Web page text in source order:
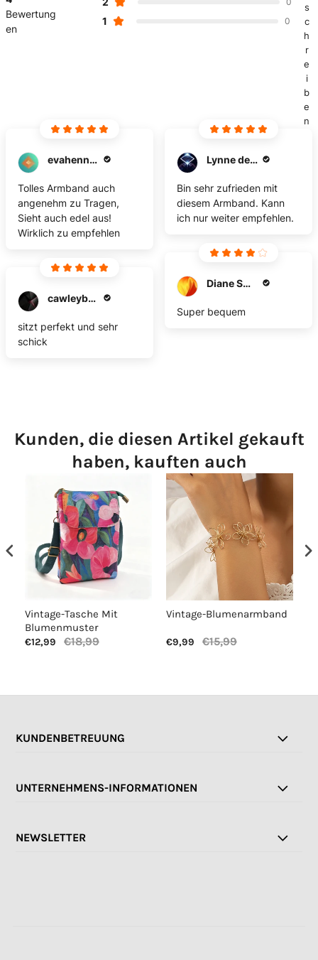
Bewertung
en
1 0
s
c
h
r
e
i
b
e
n
evahenning
Tolles Armband auch
angenehm zu Tragen,
Sieht auch edel aus!
Wirklich zu empfehlen
Lynne de Pontes
Bin sehr zufrieden mit
diesem Armband. Kann
ich nur weiter empfehlen.
Diane Smith
Super bequem
cawleybrenda
sitzt perfekt und sehr
schick
Kunden, die diesen Artikel gekauft
haben, kauften auch
Vintage-Tasche Mit
Blumenmuster
€12,99 €18,99
Vintage-Blumenarmband
€9,99 €15,99
KUNDENBETREUUNG
UNTERNEHMENS-INFORMATIONEN
NEWSLETTER